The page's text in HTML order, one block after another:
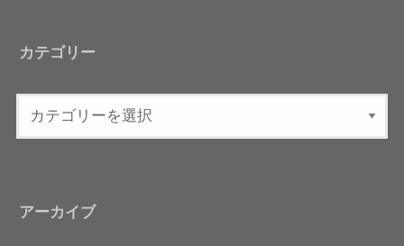
カテゴリー
アーカイブ